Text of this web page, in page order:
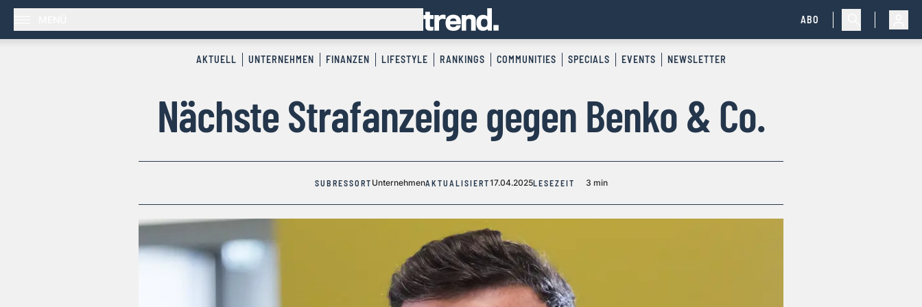
ABO
AKTUELL UNTERNEHMEN FINANZEN LIFESTYLE RANKINGS COMMUNITIES SPECIALS EVENTS NEWSLETTER
Nächste Strafanzeige gegen Benko & Co.
SUBRESSORT UnternehmenAKTUALISIERT17.04.2025LESEZEIT 3 min